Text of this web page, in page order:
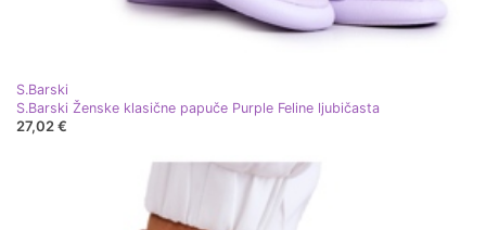
S.Barski
S.Barski Ženske klasične papuče Purple Feline ljubičasta
27,02 €